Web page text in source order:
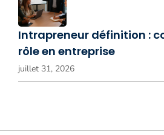
Intrapreneur définition :
rôle en entreprise
juillet 31, 2026